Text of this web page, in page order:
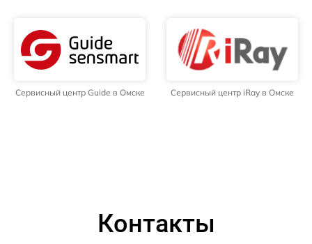
Сервисный центр Guide в Омске Сервисный центр iRay в Омске
Контакты